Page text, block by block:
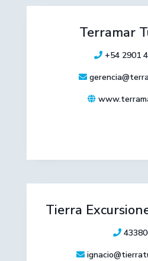
Terramar
+54 2901
Tierra